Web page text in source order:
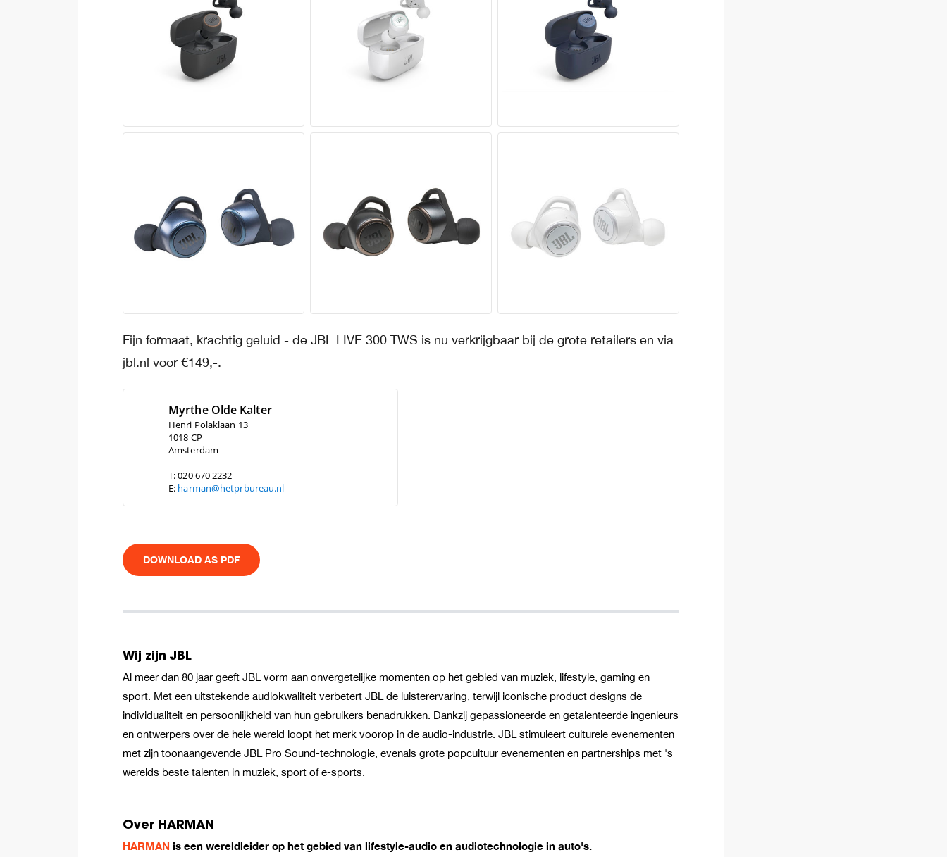
Fijn formaat, krachtig geluid - de JBL LIVE 300 TWS is nu verkrijgbaar bij de grote retailers en via
jbl.nl voor €149,-.
Myrthe Olde Kalter
Henri Polaklaan 13
1018 CP
Amsterdam
T: 020 670 2232
E: harman@hetprbureau.nl
DOWNLOAD AS PDF
Wij zijn JBL
Al meer dan 80 jaar geeft JBL vorm aan onvergetelijke momenten op het gebied van muziek, lifestyle, gaming en
sport. Met een uitstekende audiokwaliteit verbetert JBL de luisterervaring, terwijl iconische product designs de
individualiteit en persoonlijkheid van hun gebruikers benadrukken. Dankzij gepassioneerde en getalenteerde ingenieurs
en ontwerpers over de hele wereld loopt het merk voorop in de audio-industrie. JBL stimuleert culturele evenementen
met zijn toonaangevende JBL Pro Sound-technologie, evenals grote popcultuur evenementen en partnerships met 's
werelds beste talenten in muziek, sport of e-sports.
Over HARMAN
HARMAN is een wereldleider op het gebied van lifestyle-audio en audiotechnologie in auto's.